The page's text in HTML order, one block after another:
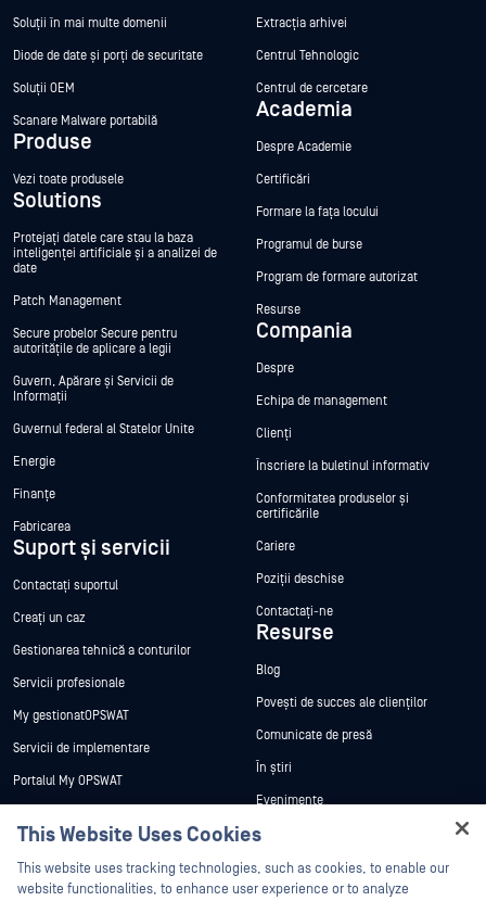
Soluții în mai multe domenii
Diode de date și porți de securitate
Soluții OEM
Scanare Malware portabilă
Produse
Vezi toate produsele
Solutions
Protejați datele care stau la baza
inteligenței artificiale și a analizei de
date
Patch Management
Secure probelor Secure pentru
autoritățile de aplicare a legii
Guvern, Apărare și Servicii de
Informații
Guvernul federal al Statelor Unite
Energie
Finanțe
Fabricarea
Suport și servicii
Contactați suportul
Creați un caz
Gestionarea tehnică a conturilor
Servicii profesionale
My gestionatOPSWAT
Servicii de implementare
Portalul My OPSWAT
vulnerabilităților
Extracția arhivei
Centrul Tehnologic
Centrul de cercetare
Academia
Despre Academie
Certificări
Formare la fața locului
Programul de burse
Program de formare autorizat
Resurse
Compania
Despre
Echipa de management
Clienți
Înscriere la buletinul informativ
Conformitatea produselor și
certificările
Cariere
Poziții deschise
Contactați-ne
Resurse
Blog
Povești de succes ale clienților
Comunicate de presă
În știri
Evenimente
Webinare
Fișe de date
This Website Uses Cookies
This website uses tracking technologies, such as cookies, to enable our
website functionalities, to enhance user experience or to analyze
Hey there!
I'm Ozzy, your OPSWAT virtual assistant.